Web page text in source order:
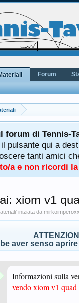
forum di Tennis-
pulsante qui a
tanti amici
a e non ricordi
xiom v1
' iniziata da
aver senso
Informazioni sulla
vendo xiom v1 quad
Forum